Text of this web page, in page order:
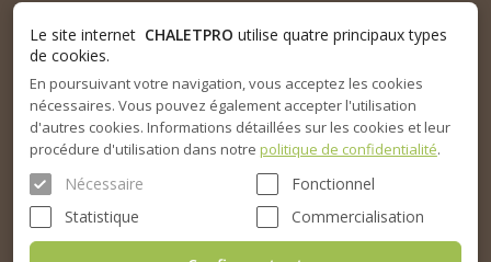
Le site internet CHALETPRO utilise quatre principaux types
de cookies.
En poursuivant votre navigation, vous acceptez les cookies
nécessaires. Vous pouvez également accepter l'utilisation
d'autres cookies. Informations détaillées sur les cookies et leur
procédure d'utilisation dans notre politique de confidentialité.
Nécessaire
Fonctionnel
Statistique
Commercialisation